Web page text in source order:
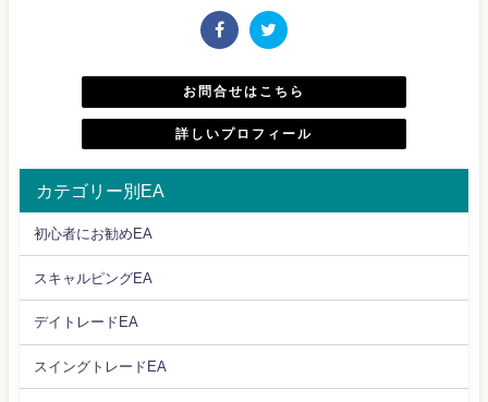
お問合せはこちら
詳しいプロフィール
カテゴリー別EA
初心者にお勧めEA
スキャルピングEA
デイトレードEA
スイングトレードEA